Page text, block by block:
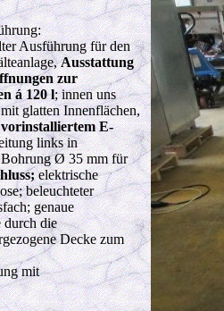
Ausführung für den
Ausstattung
zur
á 120 l; innen uns
glatten Innenflächen,
E-
links in
Bohrung Ø 35 mm für
elektrische
beleuchteter
genaue
durch die
Decke zum
mit